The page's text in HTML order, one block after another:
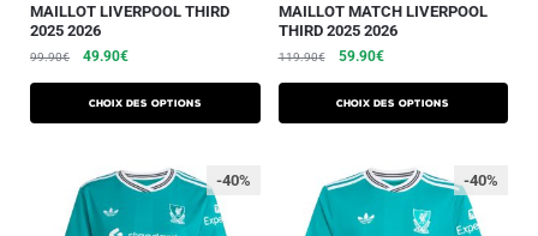
MAILLOT LIVERPOOL THIRD
2025 2026
99.90€ 49.90€
Choix des options
MAILLOT MATCH LIVERPOOL
THIRD 2025 2026
119.90€ 59.90€
Choix des options
-40% -40%